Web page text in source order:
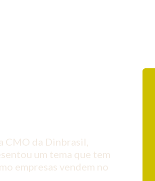
CMO da Dinbrasil,
um tema que tem
empresas vendem no